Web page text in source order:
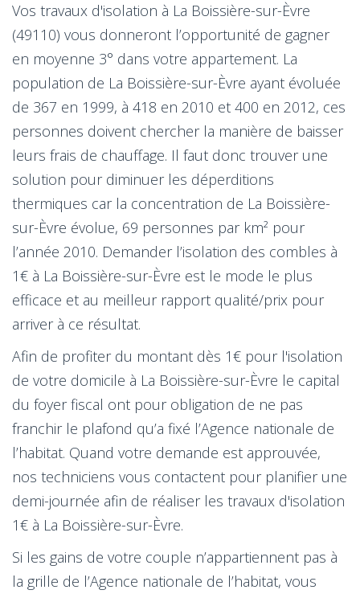
Vos travaux d'isolation à La Boissière-sur-Èvre
(49110) vous donneront l’opportunité de gagner
en moyenne 3° dans votre appartement. La
population de La Boissière-sur-Èvre ayant évoluée
de 367 en 1999, à 418 en 2010 et 400 en 2012, ces
personnes doivent chercher la manière de baisser
leurs frais de chauffage. Il faut donc trouver une
solution pour diminuer les déperditions
thermiques car la concentration de La Boissière-
sur-Èvre évolue, 69 personnes par km² pour
l’année 2010. Demander l’isolation des combles à
1€ à La Boissière-sur-Èvre est le mode le plus
efficace et au meilleur rapport qualité/prix pour
arriver à ce résultat.
Afin de profiter du montant dès 1€ pour l'isolation
de votre domicile à La Boissière-sur-Èvre le capital
du foyer fiscal ont pour obligation de ne pas
franchir le plafond qu’a fixé l’Agence nationale de
l’habitat. Quand votre demande est approuvée,
nos techniciens vous contactent pour planifier une
demi-journée afin de réaliser les travaux d'isolation
1€ à La Boissière-sur-Èvre.
Si les gains de votre couple n’appartiennent pas à
la grille de l’Agence nationale de l’habitat, vous